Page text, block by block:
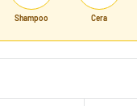
Shampoo Cera